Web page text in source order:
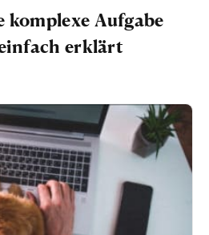
komplexe Aufgabe
erklärt